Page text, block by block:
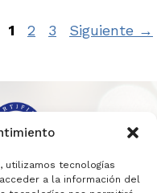
utilizamos tecnologías
a la información del
Página
1 Página
2 Página
3 Siguiente →